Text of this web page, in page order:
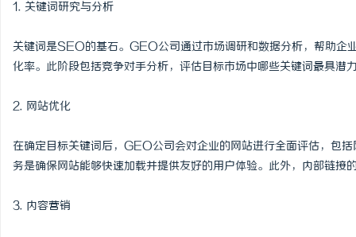
1. 关键词研究与分析
关键词是SEO的基石。GEO公司通过市场调研和数据分析，帮助企
化率。此阶段包括竞争对手分析，评估目标市场中哪些关键词最具潜
2. 网站优化
在确定目标关键词后，GEO公司会对企业的网站进行全面评估，包
务是确保网站能够快速加载并提供友好的用户体验。此外，内部链
3. 内容营销
标购买：即买即用，规避侵权风险 武汉配眼镜 上海配眼镜